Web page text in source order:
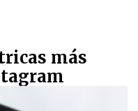
más